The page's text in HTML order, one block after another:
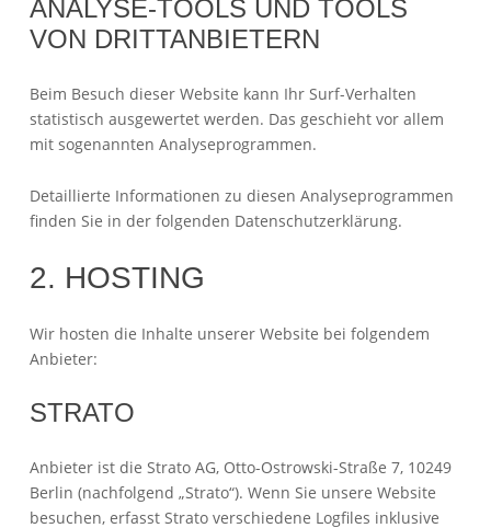
ANALYSE-TOOLS UND TOOLS
VON DRITT­ANBIETERN
Beim Besuch dieser Website kann Ihr Surf-Verhalten
statistisch ausgewertet werden. Das geschieht vor allem
mit sogenannten Analyseprogrammen.
Detaillierte Informationen zu diesen Analyseprogrammen
finden Sie in der folgenden Datenschutzerklärung.
2. HOSTING
Wir hosten die Inhalte unserer Website bei folgendem
Anbieter:
STRATO
Anbieter ist die Strato AG, Otto-Ostrowski-Straße 7, 10249
Berlin (nachfolgend „Strato“). Wenn Sie unsere Website
besuchen, erfasst Strato verschiedene Logfiles inklusive